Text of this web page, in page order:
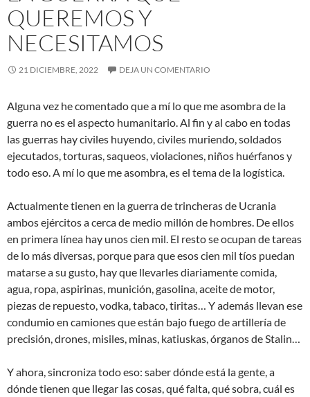
QUEREMOS Y
NECESITAMOS
21 DICIEMBRE, 2022 DEJA UN COMENTARIO
Alguna vez he comentado que a mí lo que me asombra de la
guerra no es el aspecto humanitario. Al fin y al cabo en todas
las guerras hay civiles huyendo, civiles muriendo, soldados
ejecutados, torturas, saqueos, violaciones, niños huérfanos y
todo eso. A mí lo que me asombra, es el tema de la logística.
Actualmente tienen en la guerra de trincheras de Ucrania
ambos ejércitos a cerca de medio millón de hombres. De ellos
en primera línea hay unos cien mil. El resto se ocupan de tareas
de lo más diversas, porque para que esos cien mil tíos puedan
matarse a su gusto, hay que llevarles diariamente comida,
agua, ropa, aspirinas, munición, gasolina, aceite de motor,
piezas de repuesto, vodka, tabaco, tiritas… Y además llevan ese
condumio en camiones que están bajo fuego de artillería de
precisión, drones, misiles, minas, katiuskas, órganos de Stalin…
Y ahora, sincroniza todo eso: saber dónde está la gente, a
dónde tienen que llegar las cosas, qué falta, qué sobra, cuál es